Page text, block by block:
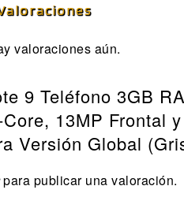
valoraciones aún.
9 Teléfono 3GB
13MP Frontal
Versión Global
para publicar una valoración.